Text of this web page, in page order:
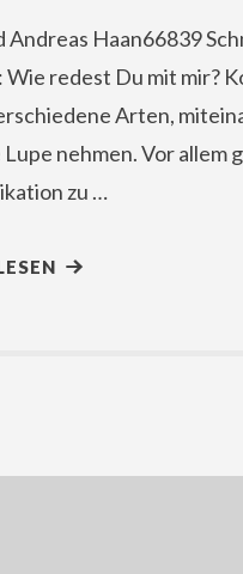
Andreas Haan66839
Wie redest Du mit mir?
Arten,
nehmen. Vor allem
zu …